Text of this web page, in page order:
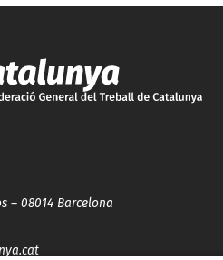
– 08014 Barcelona